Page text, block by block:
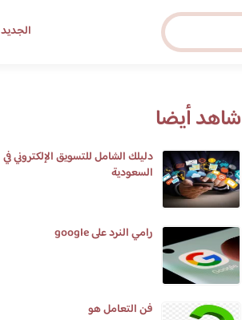
الجديد
شاهد أيضا
دليلك الشامل للتسويق الإلكتروني في
السعودية
رامي النرد على google
فن التعامل هو